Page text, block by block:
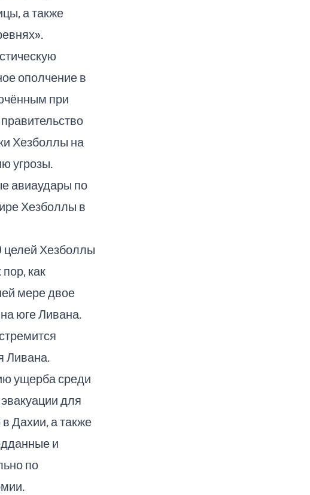
а также
ополчение в
при
Хезболлы на
угрозы.
авиаудары по
Хезболлы в
целей Хезболлы
пор, как
мере двое
юге Ливана.
Ливана.
ущерба среди
для
Дахии, а также
и
по